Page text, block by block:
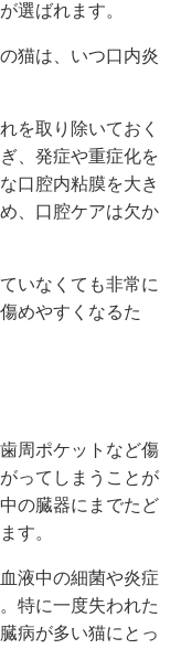
選ばれます。
猫は、いつ口内炎
を取り除いておく
、発症や重症化を
口腔内粘膜を大き
、口腔ケアは欠か
いなくても非常に
めやすくなるた
周ポケットなど傷
ってしまうことが
の臓器にまでたど
す。
液中の細菌や炎症
特に一度失われた
病が多い猫にとっ